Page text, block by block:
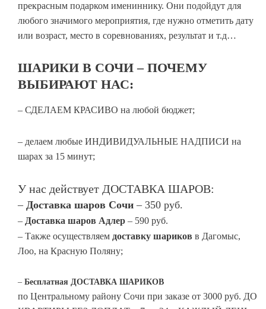
прекрасным подарком имениннику. Они подойдут для
любого значимого мероприятия, где нужно отметить дату
или возраст, место в соревнованиях, результат и т.д…
ШАРИКИ В СОЧИ – ПОЧЕМУ
ВЫБИРАЮТ НАС:
– СДЕЛАЕМ КРАСИВО на любой бюджет;
– делаем любые ИНДИВИДУАЛЬНЫЕ НАДПИСИ на
шарах за 15 минут;
У нас действует ДОСТАВКА ШАРОВ:
– Доставка шаров Сочи – 350 руб.
– Доставка шаров Адлер – 590 руб.
– Также осуществляем доставку шариков в Дагомыс,
Лоо, на Красную Поляну;
– Бесплатная ДОСТАВКА ШАРИКОВ
по Центральному району Сочи при заказе от 3000 руб. ДО